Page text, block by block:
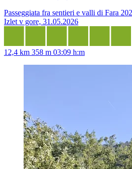
Passeggiata fra sentieri e valli di Fara
Izlet v gore, 31.05.2026
12,4 km 358 m 03:09 h:m